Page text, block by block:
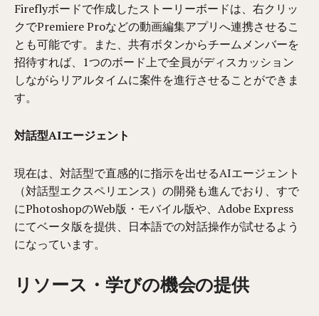
Fireflyボードで作成したストーリーボードは、右クリッ
クでPremiere Proなどの動画編集アプリへ連携させるこ
とも可能です。また、共有ボタンからチームメンバーを
招待すれば、1つのボード上で全員がディスカッション
しながらリアルタイムに案件を進行させることができま
す。
対話型AIエージェント
現在は、対話型で直感的に指示を出せるAIエージェント
（対話型エクスペリエンス）の開発も進んでおり、すで
にPhotoshopのWeb版・モバイル版や、Adobe Express
にてベータ版を提供、日本語での対話操作が試せるよう
になっています。
リソース・学びの機会の提供